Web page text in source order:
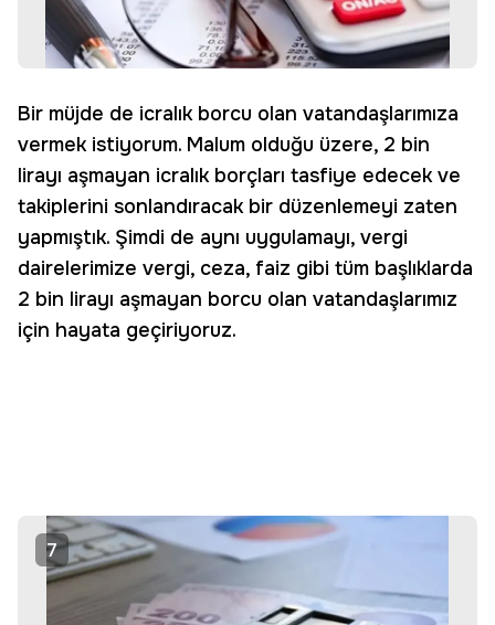
Bir müjde de icralık borcu olan vatandaşlarımıza
vermek istiyorum. Malum olduğu üzere, 2 bin
lirayı aşmayan icralık borçları tasfiye edecek ve
takiplerini sonlandıracak bir düzenlemeyi zaten
yapmıştık. Şimdi de aynı uygulamayı, vergi
dairelerimize vergi, ceza, faiz gibi tüm başlıklarda
2 bin lirayı aşmayan borcu olan vatandaşlarımız
için hayata geçiriyoruz.
7